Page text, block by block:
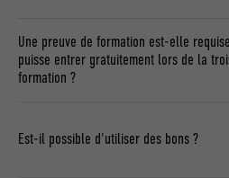
paiement Klarna et sélectionnez
jours ». Le paiement direct sur le
Une preuve de formation est-elle
puisse entrer gratuitement lors de la
formation ?
formation pour la troisième année
Est-il possible d'utiliser des bons ?